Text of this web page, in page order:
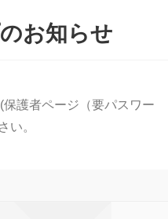
お知らせ
護者ページ（要パスワー
い。